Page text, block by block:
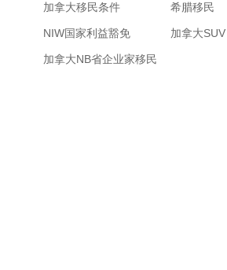
加拿大移民条件
NIW国家利益豁免
加拿大NB省企业家移民
希腊移民
加拿大SUV